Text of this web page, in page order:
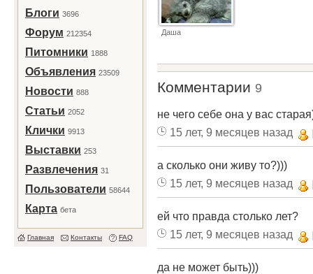
Блоги 3696
Форум 212354
Питомники 1888
Объявления 23509
Новости 888
Статьи 2052
Клички 9913
Выставки 253
Развлечения 31
Пользователи 58644
Карта бета
Главная Контакты FAQ
Даша
Комментарии 9
не чего себе она у вас
15 лет, 9 месяцев назад
а сколько они живу то?)))
15 лет, 9 месяцев назад
ей что правда столько лет?
15 лет, 9 месяцев назад
да не может быть)))